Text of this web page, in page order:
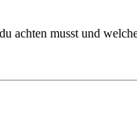
achten musst und